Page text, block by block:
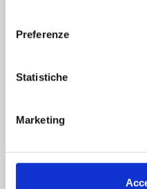
Preferenze
Statistiche
Marketing
ESEMPIO
PISTA E TAXIWAY